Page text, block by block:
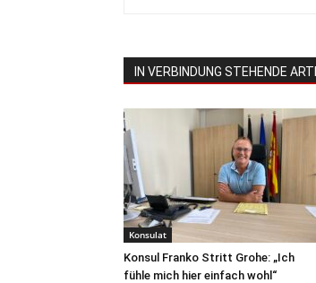
IN VERBINDUNG STEHENDE
Konsulat
Konsul Franko Stritt Grohe: „Ich
fühle mich hier einfach wohl“